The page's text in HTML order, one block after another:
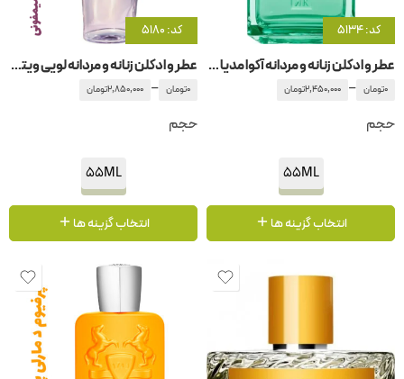
کد: 5134
عطر و ادکلن زنانه و مردانه آکوا مدیا کلون فورته
0تومان –
2,450,000تومان
حجم
55ML
انتخاب گزینه ها
کد: 5180
عطر و ادکلن زنانه و مردانه لویی ویتان – لویی ویتون سیمفونی
0تومان –
2,850,000تومان
حجم
55ML
انتخاب گزینه ها